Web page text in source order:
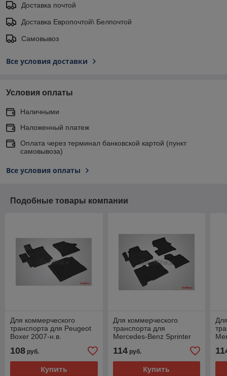
Доставка почтой
Доставка Европочтой\ Белпочтой
Самовывоз
Все условия доставки
Условия оплаты
Наличными
Наложенный платеж
Оплата через терминал банковской картой (пункт
самовывоза)
Все условия оплаты
Подобные товары компании
Для коммерческого
транспорта для Peugeot
Boxer 2007-н.в.
108 руб.
Купить
Для коммерческого
транспорта для
Mercedes-Benz Sprinter
114руб.
Купить